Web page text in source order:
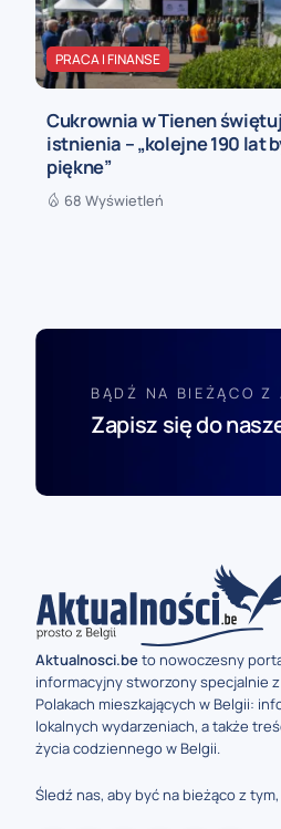
PRACA I FINANSE
Cukrownia w Tienen
istnienia – „kolejne 190 lat
piękne”
68 Wyświetleń
BĄDŹ NA BIEŻĄCO Z
Zapisz się do
Aktualnosci.beto nowoczesny
informacyjny stworzony specjalnie
Polakach mieszkających w Belgii:
lokalnych wydarzeniach, a także
życia codziennego w Belgii.
Śledź nas, aby być na bieżąco z